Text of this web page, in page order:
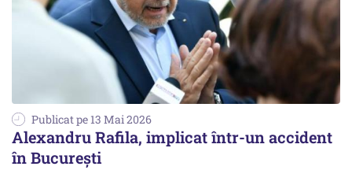
Publicat pe 13 Mai 2026
Alexandru Rafila, implicat într-un accident
în București